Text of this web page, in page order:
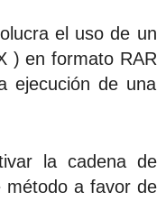
el uso de un
) en formato RAR
ejecución de una
la cadena de
método a favor de